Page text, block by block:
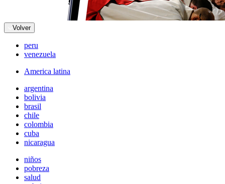
Volver
peru
venezuela
America latina
argentina
bolivia
brasil
chile
colombia
cuba
nicaragua
niños
pobreza
salud